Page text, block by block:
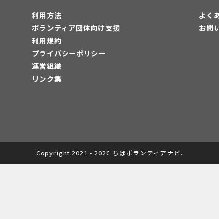
利用方法
ボランティア団体向け支援
利用規約
プライバシーポリシー
運営組織
リンク集
よく
お問
Copyright 2021 - 2026 ちばボランティアナビ.